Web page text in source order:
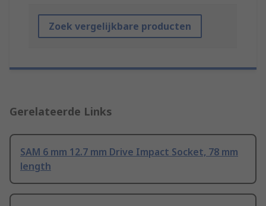
Zoek vergelijkbare producten
Gerelateerde Links
SAM 6 mm 12.7 mm Drive Impact Socket, 78 mm
length